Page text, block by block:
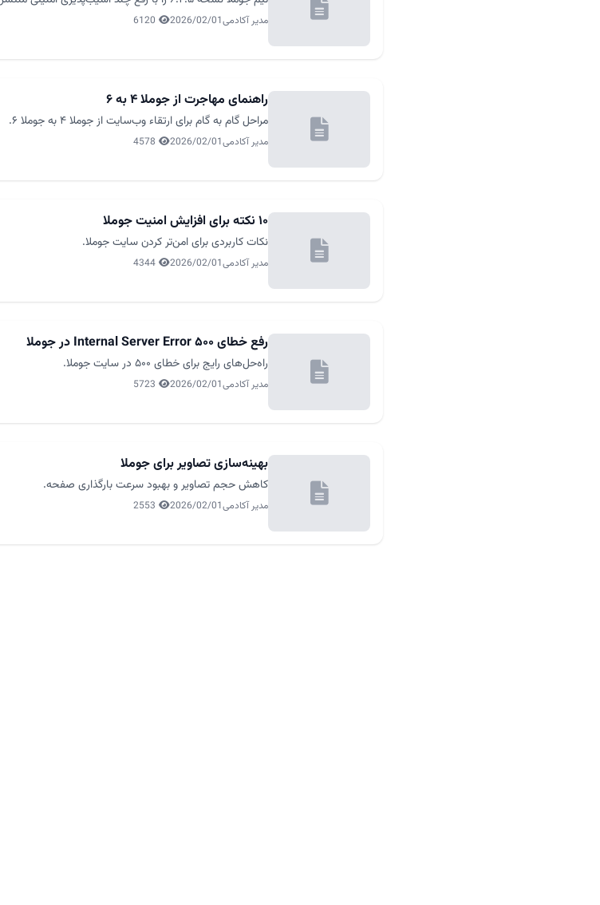
مدیر آکادمی2026/02/01
6120
راهنمای مهاجرت از جوملا ۴ به ۶
مراحل گام به گام برای ارتقاء وب‌سایت از جوملا ۴ به جوملا ۶.
مدیر آکادمی2026/02/01
4578
۱۰ نکته برای افزایش امنیت جوملا
نکات کاربردی برای امن‌تر کردن سایت جوملا.
مدیر آکادمی2026/02/01
4344
رفع خطای ۵۰۰ Internal Server Error در جوملا
راه‌حل‌های رایج برای خطای ۵۰۰ در سایت جوملا.
مدیر آکادمی2026/02/01
5723
بهینه‌سازی تصاویر برای جوملا
کاهش حجم تصاویر و بهبود سرعت بارگذاری صفحه.
مدیر آکادمی2026/02/01
2553